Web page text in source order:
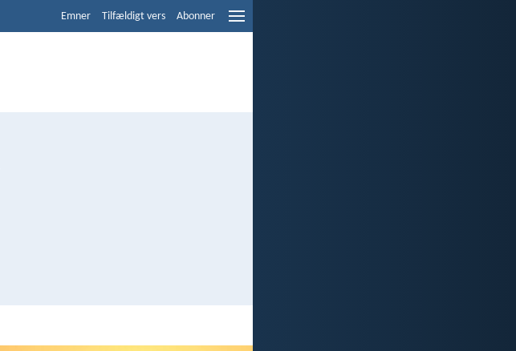
Emner Tilfældigt vers Abonner